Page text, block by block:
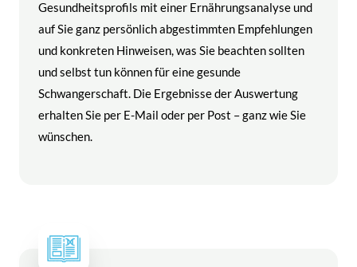
Gesundheitsprofils mit einer Ernährungsanalyse und
auf Sie ganz persönlich abgestimmten Empfehlungen
und konkreten Hinweisen, was Sie beachten sollten
und selbst tun können für eine gesunde
Schwangerschaft. Die Ergebnisse der Auswertung
erhalten Sie per E-Mail oder per Post – ganz wie Sie
wünschen.